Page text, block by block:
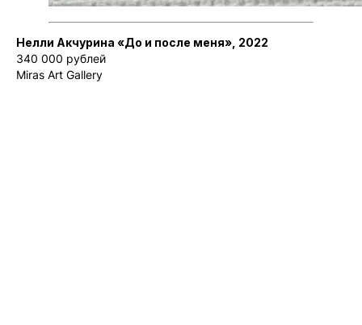
Нелли Акчурина «До и после меня», 2022
340 000 рублей
Miras Art Gallery